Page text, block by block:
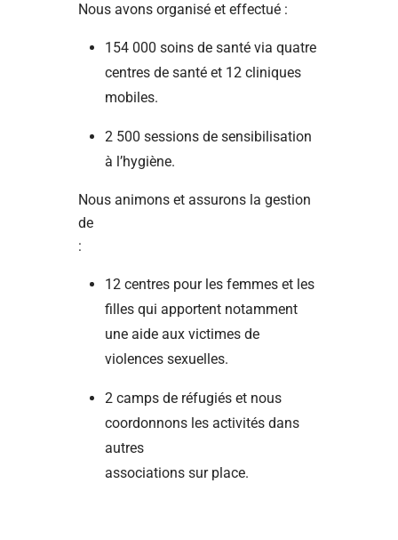
Nous avons organisé et effectué :
154 000 soins de santé via quatre
centres de santé et 12 cliniques
mobiles.
2 500 sessions de sensibilisation
à l’hygiène.
Nous animons et assurons la gestion
de
:
12 centres pour les femmes et les
filles qui apportent notamment
une aide aux victimes de
violences sexuelles.
2 camps de réfugiés et nous
coordonnons les activités dans
autres
associations sur place.